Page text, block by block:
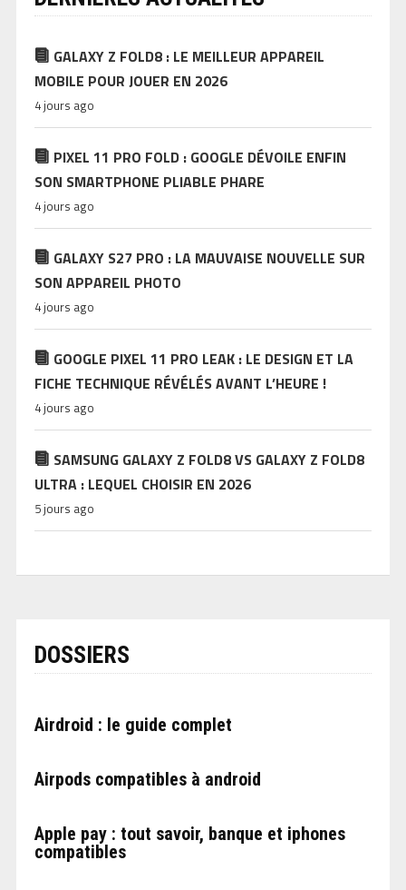
GALAXY Z FOLD8 : LE MEILLEUR APPAREIL
MOBILE POUR JOUER EN 2026
4 jours ago
PIXEL 11 PRO FOLD : GOOGLE DÉVOILE ENFIN
SON SMARTPHONE PLIABLE PHARE
4 jours ago
GALAXY S27 PRO : LA MAUVAISE NOUVELLE SUR
SON APPAREIL PHOTO
4 jours ago
GOOGLE PIXEL 11 PRO LEAK : LE DESIGN ET LA
FICHE TECHNIQUE RÉVÉLÉS AVANT L’HEURE !
4 jours ago
SAMSUNG GALAXY Z FOLD8 VS GALAXY Z FOLD8
ULTRA : LEQUEL CHOISIR EN 2026
5 jours ago
DOSSIERS
Airdroid : le guide complet
Airpods compatibles à android
Apple pay : tout savoir, banque et iphones
compatibles